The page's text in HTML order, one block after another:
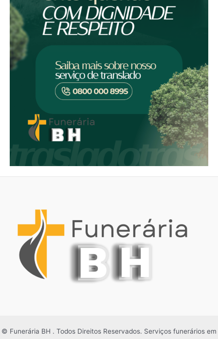
© Funerária BH . Todos Direitos Reservados. Serviços funerários em